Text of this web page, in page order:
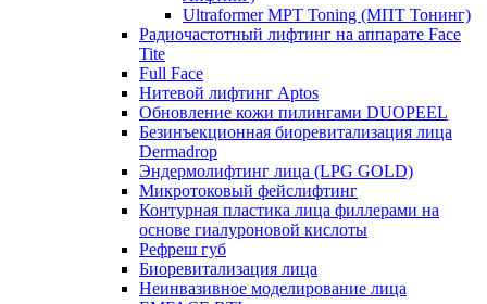
Ultraformer MPT Toning (МПТ Тонинг)
Радиочастотный лифтинг на аппарате Face
Tite
Full Face
Нитевой лифтинг Aptos
Обновление кожи пилингами DUOPEEL
Безинъекционная биоревитализация лица
Dermadrop
Эндермолифтинг лица (LPG GOLD)
Микротоковый фейслифтинг
Контурная пластика лица филлерами на
основе гиалуроновой кислоты
Рефреш губ
Биоревитализация лица
Неинвазивное моделирование лица